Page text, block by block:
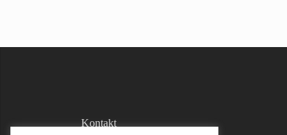
Kontakt